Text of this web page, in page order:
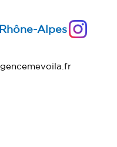
Alpes